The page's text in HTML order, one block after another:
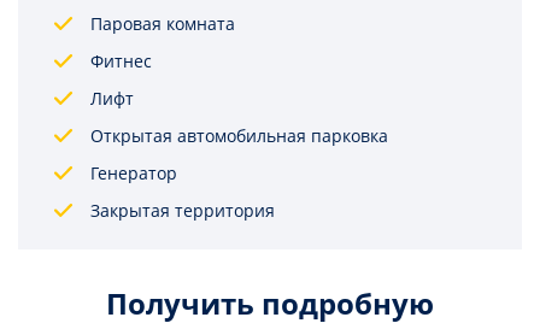
Паровая комната
Фитнес
Лифт
Открытая автомобильная парковка
Генератор
Закрытая территория
Получить подробную